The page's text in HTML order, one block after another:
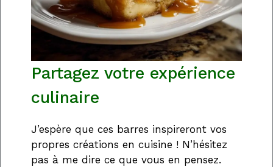
Partagez votre expérience
culinaire
J’espère que ces barres inspireront vos
propres créations en cuisine ! N’hésitez
pas à me dire ce que vous en pensez.